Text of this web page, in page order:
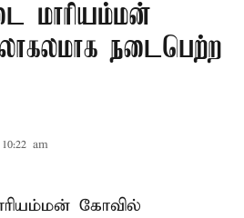
மாரியம்மன்
நடைபெற்ற
am
கோவில்